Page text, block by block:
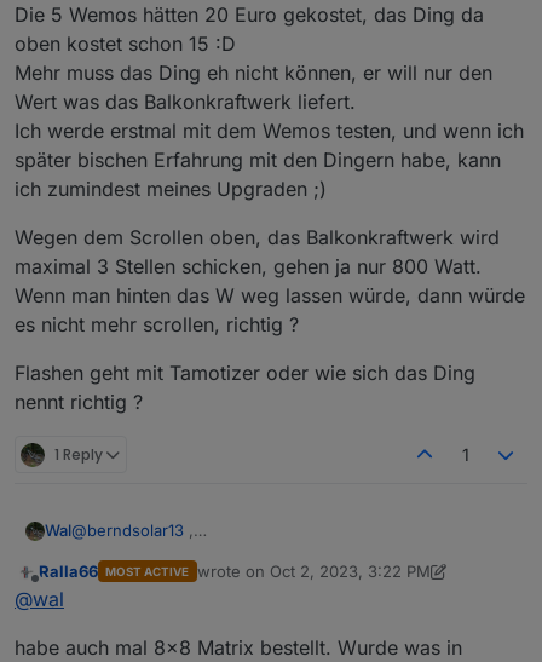
Die 5 Wemos hätten 20 Euro gekostet, das Ding da
oben kostet schon 15 :D
Mehr muss das Ding eh nicht können, er will nur den
Wert was das Balkonkraftwerk liefert.
Ich werde erstmal mit dem Wemos testen, und wenn ich
später bischen Erfahrung mit den Dingern habe, kann
ich zumindest meines Upgraden ;)
Wegen dem Scrollen oben, das Balkonkraftwerk wird
maximal 3 Stellen schicken, gehen ja nur 800 Watt.
Wenn man hinten das W weg lassen würde, dann würde
es nicht mehr scrollen, richtig ?
Flashen geht mit Tamotizer oder wie sich das Ding
nennt richtig ?
1 Reply 1
Wal@berndsolar13
wird, da kann ich dir auch die Firmware senden.
edit: habeso etwas
Offline
Ralla66 MOST ACTIVE wrote on Oct 2, 2023, 3:22 PM
last edited by Ralla66Oct 2, 2023, 5:25 PM
@wal
habe auch mal 8x8 Matrix bestellt. Wurde was in